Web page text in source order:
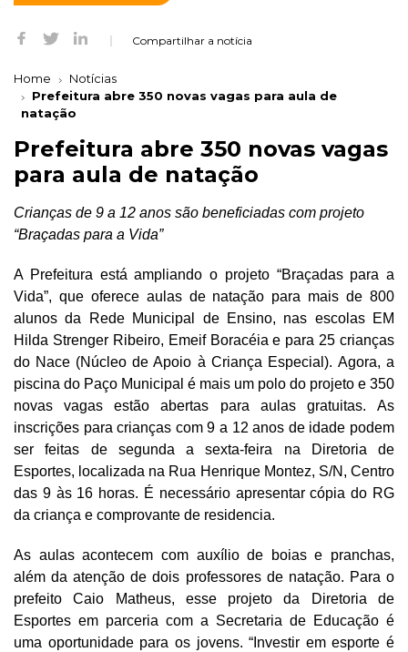
Compartilhar a notícia
Home
Notícias
Prefeitura abre 350 novas vagas para aula de
natação
Prefeitura abre 350 novas vagas
para aula de natação
Crianças de 9 a 12 anos são beneficiadas com projeto
“Braçadas para a Vida”
A Prefeitura está ampliando o projeto “Braçadas para a
Vida”, que oferece aulas de natação para mais de 800
alunos da Rede Municipal de Ensino, nas escolas EM
Hilda Strenger Ribeiro, Emeif Boracéia e para 25 crianças
do Nace (Núcleo de Apoio à Criança Especial). Agora, a
piscina do Paço Municipal é mais um polo do projeto e 350
novas vagas estão abertas para aulas gratuitas. As
inscrições para crianças com 9 a 12 anos de idade podem
ser feitas de segunda a sexta-feira na Diretoria de
Esportes, localizada na Rua Henrique Montez, S/N, Centro
das 9 às 16 horas. É necessário apresentar cópia do RG
da criança e comprovante de residencia.
As aulas acontecem com auxílio de boias e pranchas,
além da atenção de dois professores de natação. Para o
prefeito Caio Matheus, esse projeto da Diretoria de
Esportes em parceria com a Secretaria de Educação é
uma oportunidade para os jovens. “ Investir em esporte é